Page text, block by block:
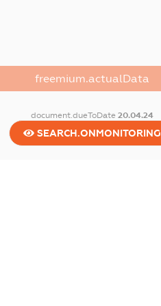
freemium.actualData
document.dueToDate 20.04.24
SEARCH.ONMONITORING